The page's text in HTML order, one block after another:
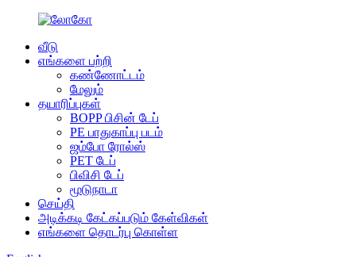
வீடு
எங்களை பற்றி
கண்ணோட்டம்
மேலும்
தயாரிப்புகள்
BOPP பிசின் டேப்
PE பாதுகாப்பு படம்
ஜம்போ ரோல்ஸ்
PET டேப்
பிவிசி டேப்
மூடுநாடா
செய்தி
அடிக்கடி கேட்கப்படும் கேள்விகள்
எங்களை தொடர்பு கொள்ள